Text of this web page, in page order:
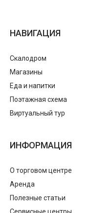
НАВИГАЦИЯ
Скалодром
Магазины
Еда и напитки
Поэтажная схема
Виртуальный тур
ИНФОРМАЦИЯ
О торговом центре
Аренда
Полезные статьи